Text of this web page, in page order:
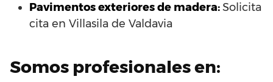
Pavimentos exteriores de madera:Solicita
cita en Villasila de Valdavia
Somos profesionales en: